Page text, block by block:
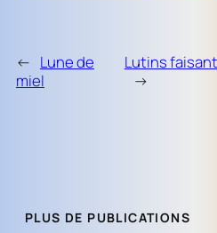
← Lune de
miel
Lutins
→
PLUS DE PUBLICATIONS